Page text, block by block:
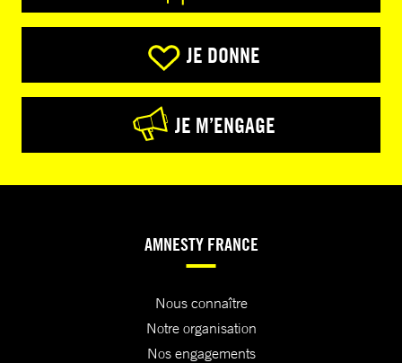
JE DONNE
JE M’ENGAGE
AMNESTY FRANCE
Nous connaître
Notre organisation
Nos engagements